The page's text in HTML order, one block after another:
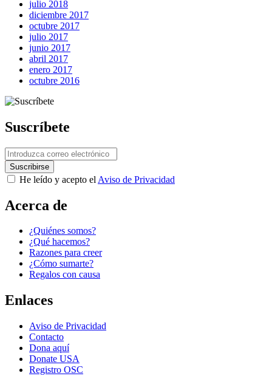
julio 2018
diciembre 2017
octubre 2017
julio 2017
junio 2017
abril 2017
enero 2017
octubre 2016
Suscríbete
He leído y acepto el Aviso de Privacidad
Acerca de
¿Quiénes somos?
¿Qué hacemos?
Razones para creer
¿Cómo sumarte?
Regalos con causa
Enlaces
Aviso de Privacidad
Contacto
Dona aquí
Donate USA
Registro OSC